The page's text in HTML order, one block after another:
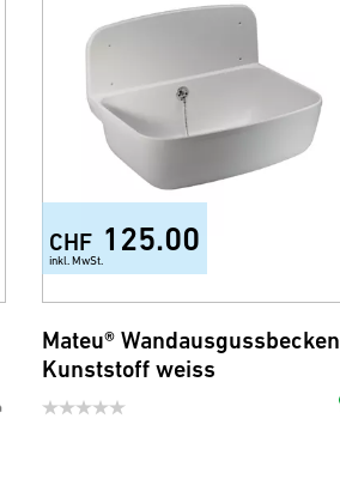
CHF 125.00
inkl. MwSt.
Mateu® Wandausgussbecken
Kunststoff weiss